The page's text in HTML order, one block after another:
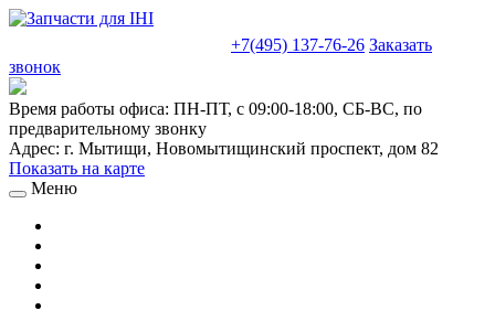
+7(495) 137-76-26 Заказать
звонок
Время работы офиса: ПН-ПТ, с 09:00-18:00, СБ-ВС, по
предварительному звонку
Адрес: г. Мытищи, Новомытищинский проспект, дом 82
Показать на карте
Меню